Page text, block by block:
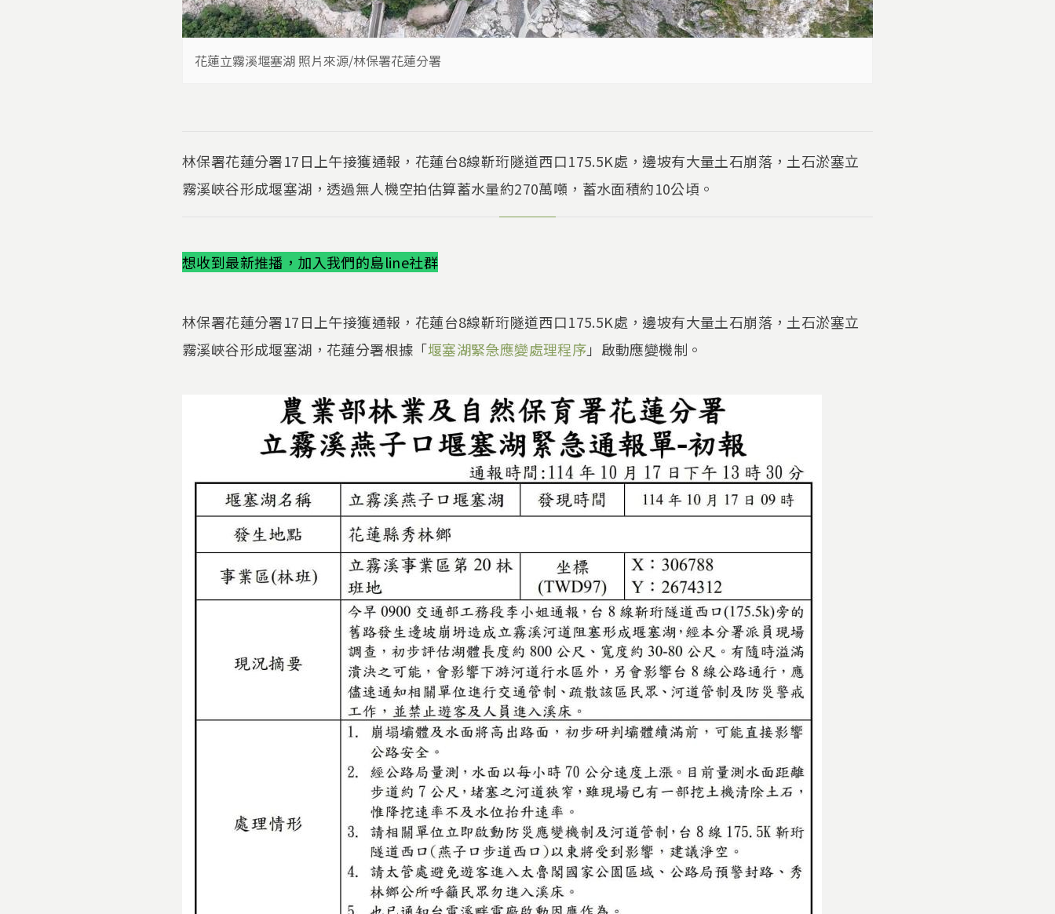
花蓮立霧溪堰塞湖 照片來源/林保署花蓮分署
林保署花蓮分署17日上午接獲通報，花蓮台8線靳珩隧道西口175.5K處，邊坡有大量土石崩落，土石淤塞立
霧溪峽谷形成堰塞湖，透過無人機空拍估算蓄水量約270萬噸，蓄水面積約10公頃。
想收到最新推播，加入我們的島line社群
林保署花蓮分署17日上午接獲通報，花蓮台8線靳珩隧道西口175.5K處，邊坡有大量土石崩落，土石淤塞立
霧溪峽谷形成堰塞湖，花蓮分署根據「堰塞湖緊急應變處理程序」啟動應變機制。